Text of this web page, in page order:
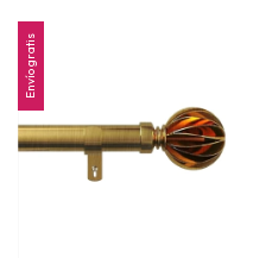
Envío gratis